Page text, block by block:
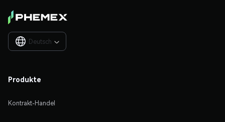
Deutsch 
Produkte
Kontrakt-Handel